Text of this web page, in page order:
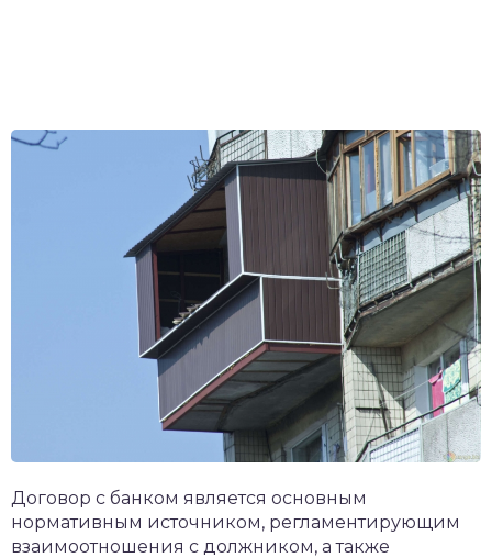
Договор с банком является основным
нормативным источником, регламентирующим
взаимоотношения с должником, а также